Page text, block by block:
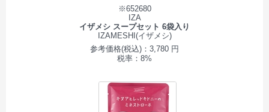
※652680
IZA
イザメシ スープセット 6袋入り
IZAMESHI(イザメシ)
参考価格(税込)：3,780 円
税率：8%